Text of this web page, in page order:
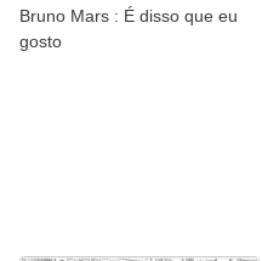
Bruno Mars : É disso que eu
gosto